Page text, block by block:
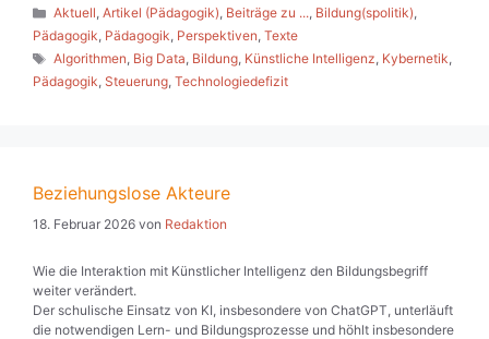
Kategorien
Aktuell,Artikel (Pädagogik), Beiträge zu ..., Bildung(spolitik),
Pädagogik, Pädagogik, Perspektiven, Texte
Schlagwörter
Algorithmen, Big Data, Bildung, Künstliche Intelligenz, Kybernetik,
Pädagogik, Steuerung, Technologiedefizit
Beziehungslose Akteure
18. Februar 2026 von Redaktion
Wie die Interaktion mit Künstlicher Intelligenz den Bildungsbegriff
weiter verändert.
Der schulische Einsatz von KI, insbesondere von ChatGPT, unterläuft
die notwendigen Lern- und Bildungsprozesse und höhlt insbesondere